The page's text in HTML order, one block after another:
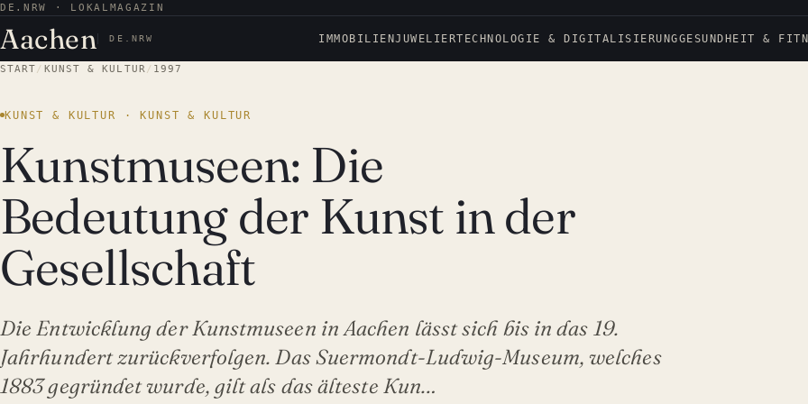
DE.NRW · LOKALMAGAZIN
Aachen DE.NRW IMMOBILIENJUWELIERTECHNOLOGIE & DIGITALISIERUNGGESUNDHEIT &
START/ KUNST & KULTUR/ 1997
KUNST & KULTUR · KUNST & KULTUR
Kunstmuseen: Die
Bedeutung der Kunst in der
Gesellschaft
Die Entwicklung der Kunstmuseen in Aachen lässt sich bis in das 19.
Jahrhundert zurückverfolgen. Das Suermondt-Ludwig-Museum, welches
1883 gegründet wurde, gilt als das älteste Kun…